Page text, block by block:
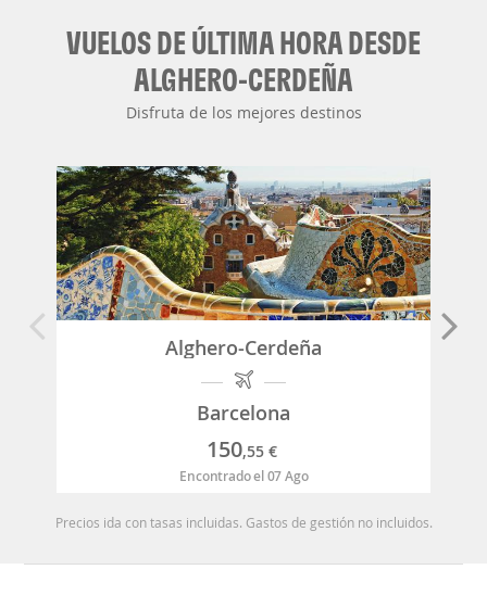
VUELOS DE ÚLTIMA HORA DESDE
ALGHERO-CERDEÑA
Disfruta de los mejores destinos
Alghero-Cerdeña
Barcelona
150,55 €
Encontrado el 07 Ago
Precios ida con tasas incluidas. Gastos de gestión no incluidos.